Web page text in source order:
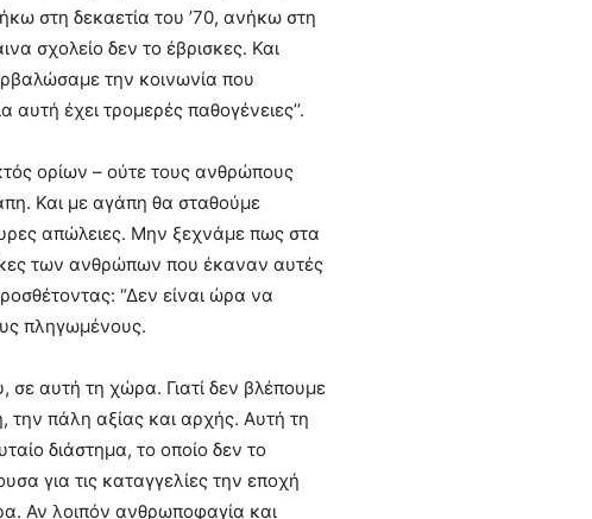
στη δεκαετία του ’70, ανήκω στη
σχολείο δεν το έβρισκες. Και
την κοινωνία που
έχει τρομερές παθογένειες’’.
ορίων – ούτε τους ανθρώπους
Και με αγάπη θα σταθούμε
απώλειες. Μην ξεχνάμε πως στα
των ανθρώπων που έκαναν αυτές
“Δεν είναι ώρα να
πληγωμένους.
σε αυτή τη χώρα. Γιατί δεν βλέπουμε
την πάλη αξίας και αρχής. Αυτή τη
διάστημα, το οποίο δεν το
για τις καταγγελίες την εποχή
Αν λοιπόν ανθρωποφαγία και